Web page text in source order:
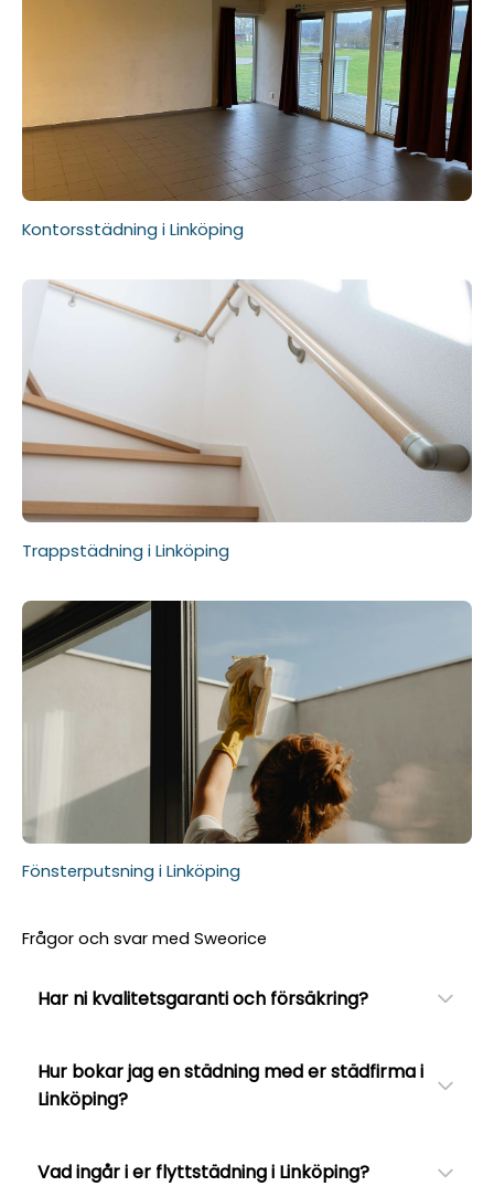
Kontorsstädning i Linköping
Trappstädning i Linköping
Fönsterputsning i Linköping
Frågor och svar med Sweorice
Har ni kvalitetsgaranti och försäkring?
Hur bokar jag en städning med er städfirma i
Linköping?
Vad ingår i er flyttstädning i Linköping?